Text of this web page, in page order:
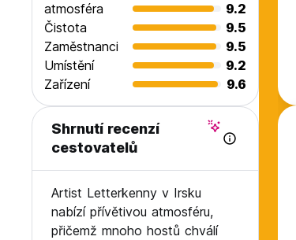
atmosféra
9.2
Čistota
9.5
Zaměstnanci
9.5
Umístění
9.2
Zařízení
9.6
Shrnutí recenzí
cestovatelů
Artist Letterkenny v Irsku
nabízí přívětivou atmosféru,
přičemž mnoho hostů chválí